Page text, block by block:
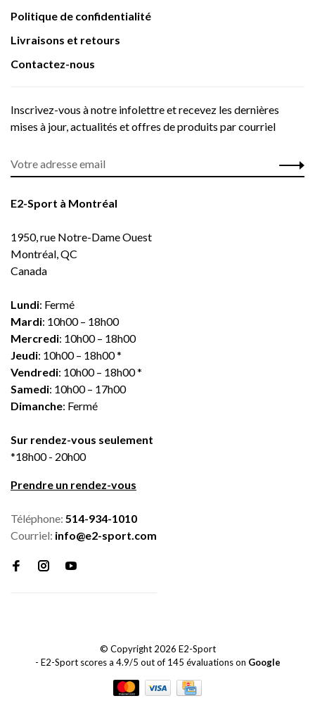
Politique de confidentialité
Livraisons et retours
Contactez-nous
Inscrivez-vous à notre infolettre et recevez les dernières
mises à jour, actualités et offres de produits par courriel
E2-Sport à Montréal
1950, rue Notre-Dame Ouest
Montréal, QC
Canada
Lundi: Fermé
Mardi: 10h00 – 18h00
Mercredi: 10h00 – 18h00
Jeudi: 10h00 – 18h00 *
Vendredi: 10h00 – 18h00 *
Samedi: 10h00 – 17h00
Dimanche: Fermé
Sur rendez-vous seulement
*18h00 - 20h00
Prendre un rendez-vous
Téléphone: 514-934-1010
Courriel: info@e2-sport.com
© Copyright 2026 E2-Sport
- E2-Sport scores a 4.9/5 out of 145 évaluations on Google